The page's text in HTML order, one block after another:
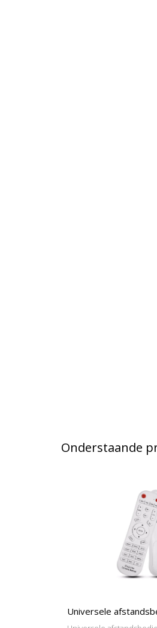
Onderstaande
Universele